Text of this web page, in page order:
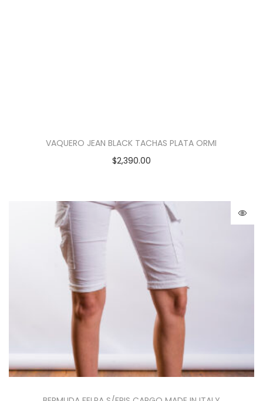
VAQUERO JEAN BLACK TACHAS PLATA ORMI
$2,390.00